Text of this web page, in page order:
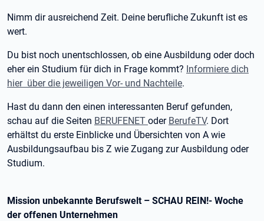
Nimm dir ausreichend Zeit. Deine berufliche Zukunft ist es
wert.
Du bist noch unentschlossen, ob eine Ausbildung oder doch
eher ein Studium für dich in Frage kommt? Informiere dich
hier über die jeweiligen Vor- und Nachteile.
Hast du dann den einen interessanten Beruf gefunden,
schau auf die Seiten BERUFENET oder BerufeTV. Dort
erhältst du erste Einblicke und Übersichten von A wie
Ausbildungsaufbau bis Z wie Zugang zur Ausbildung oder
Studium.
Mission unbekannte Berufswelt – SCHAU REIN!- Woche
der offenen Unternehmen